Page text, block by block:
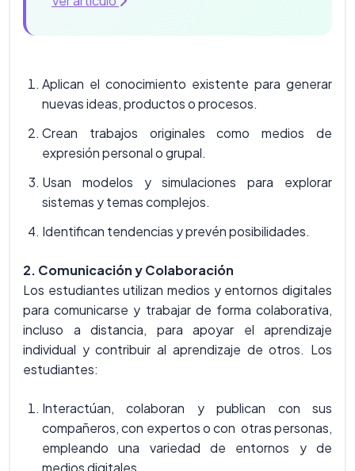
Aplican el conocimiento existente para generar
nuevas ideas, productos o procesos.
Crean trabajos originales como medios de
expresión personal o grupal.
Usan modelos y simulaciones para explorar
sistemas y temas complejos.
Identifican tendencias y prevén posibilidades.
2. Comunicación y Colaboración
Los estudiantes utilizan medios y entornos digitales
para comunicarse y trabajar de forma colaborativa,
incluso a distancia, para apoyar el aprendizaje
individual y contribuir al aprendizaje de otros. Los
estudiantes:
Interactúan, colaboran y publican con sus
compañeros, con expertos o con otras personas,
empleando una variedad de entornos y de
medios digitales.